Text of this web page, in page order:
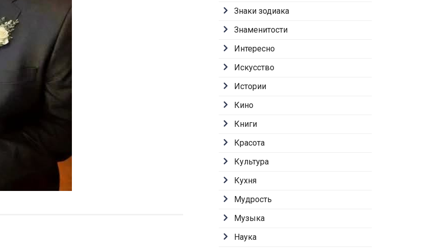
Знаки зодиака
Знаменитости
Интересно
Искусство
Истории
Кино
Книги
Красота
Культура
Кухня
Мудрость
Музыка
Наука